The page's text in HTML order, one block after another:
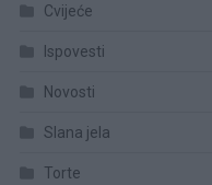
Cvijeće
Ispovesti
Novosti
Slana jela
Torte